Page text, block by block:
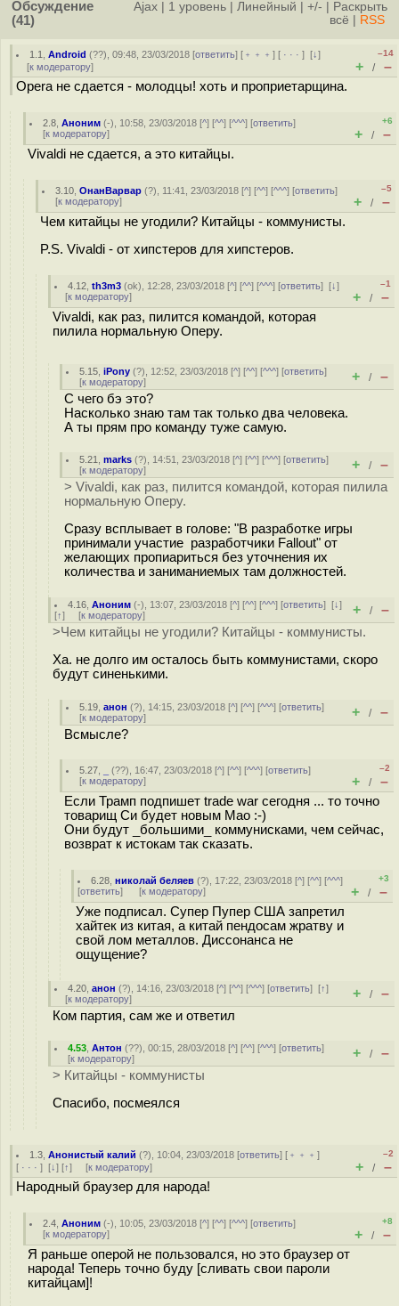
Обсуждение
(41)
Ajax 1 уровень Линейный +/-
Раскрыть
всё
RSS
1.1 ,Android (??), 09:48, 23/03/2018 [ответить] [ ﹢﹢﹢] [ · · ·][↓]
[к модератору]
–14
+ / –
Opera не сдается - молодцы! хоть и проприетарщина.
2.8 ,Аноним (-), 10:58, 23/03/2018 [^] [^^] [^^^] [ответить]
[к модератору]
+6
+ / –
Vivaldi не сдается, а это китайцы.
3.10 ,ОнанВарвар (?), 11:41, 23/03/2018 [^] [^^] [^^^] [ответить]
[к модератору]
–5
+ / –
Чем китайцы не угодили? Китайцы - коммунисты.
P.S. Vivaldi - от хипстеров для хипстеров.
4.12 ,th3m3 (ok), 12:28, 23/03/2018 [^] [^^] [^^^] [ответить][↓]
[к модератору]
–1
+ / –
Vivaldi, как раз, пилится командой, которая
пилила нормальную Оперу.
5.15 ,iPony (?), 12:52, 23/03/2018 [^] [^^] [^^^] [ответить]
[к модератору] + / –
С чего бэ это?
Насколько знаю там так только два человека.
А ты прям про команду туже самую.
5.21 ,marks (?), 14:51, 23/03/2018 [^] [^^] [^^^] [ответить]
[к модератору] + / –
> Vivaldi, как раз, пилится командой, которая пилила
нормальную Оперу.
Сразу всплывает в голове: "В разработке игры
принимали участие разработчики Fallout" от
желающих пропиариться без уточнения их
количества и заниманиемых там должностей.
4.16 ,Аноним (-), 13:07, 23/03/2018 [^] [^^] [^^^] [ответить][↓]
[↑] [к модератору] + / –
>Чем китайцы не угодили? Китайцы - коммунисты.
Ха. не долго им осталось быть коммунистами, скоро
будут синенькими.
5.19 ,анон (?), 14:15, 23/03/2018 [^] [^^] [^^^] [ответить]
[к модератору] + / –
Всмысле?
5.27 (??), 16:47, 23/03/2018 [^] [^^] [^^^] [ответить]
[к модератору]
–2
+ / –
Если Трамп подпишет trade war сегодня ... то точно
товарищ Си будет новым Мао :-)
Они будут _большими_ коммунисками, чем сейчас,
возврат к истокам так сказать.
6.28 ,николай беляев (?), 17:22, 23/03/2018 [^] [^^] [^^^]
[ответить] [к модератору]
+3
+ / –
Уже подписал. Супер Пупер США запретил
хайтек из китая, а китай пендосам жратву и
свой лом металлов. Диссонанса не
ощущение?
4.20 ,анон (?), 14:16, 23/03/2018 [^] [^^] [^^^] [ответить][↑]
[к модератору] + / –
Ком партия, сам же и ответил
4.53 ,Антон (??), 00:15, 28/03/2018 [^] [^^] [^^^] [ответить]
[к модератору] + / –
> Китайцы - коммунисты
Спасибо, посмеялся
1.3 ,Анонистый калий (?), 10:04, 23/03/2018 [ответить] [ ﹢﹢﹢]
[ · · · ] [↓] [↑] [к модератору]
–2
+ / –
Народный браузер для народа!
2.4 ,Аноним (-), 10:05, 23/03/2018 [^] [^^] [^^^] [ответить]
[к модератору]
+8
+ / –
Я раньше оперой не пользовался, но это браузер от
народа! Теперь точно буду [сливать свои пароли
китайцам]!